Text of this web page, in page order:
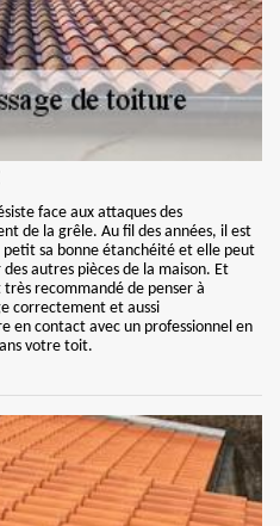
face aux attaques des
de la grêle. Au fil des années, il est
sa bonne étanchéité et elle peut
autres pièces de la maison. Et
recommandé de penser à
correctement et aussi
en contact avec un professionnel en
votre toit.